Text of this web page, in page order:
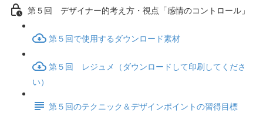
第５回 デザイナー的考え方・視点「感情のコントロール」
第５回で使用するダウンロード素材
第５回 レジュメ（ダウンロードして印刷してくださ
い）
第５回のテクニック＆デザインポイントの習得目標